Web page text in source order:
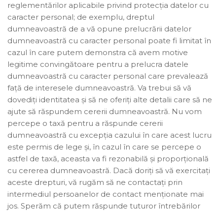
reglementărilor aplicabile privind protecția datelor cu
caracter personal; de exemplu, dreptul
dumneavoastră de a vă opune prelucrării datelor
dumneavoastră cu caracter personal poate fi limitat în
cazul în care putem demonstra că avem motive
legitime convingătoare pentru a prelucra datele
dumneavoastră cu caracter personal care prevalează
față de interesele dumneavoastră. Va trebui să vă
dovediți identitatea și să ne oferiți alte detalii care să ne
ajute să răspundem cererii dumneavoastră. Nu vom
percepe o taxă pentru a răspunde cererii
dumneavoastră cu excepția cazului în care acest lucru
este permis de lege și, în cazul în care se percepe o
astfel de taxă, aceasta va fi rezonabilă și proporțională
cu cererea dumneavoastră. Dacă doriți să vă exercitați
aceste drepturi, vă rugăm să ne contactați prin
intermediul persoanelor de contact menționate mai
jos. Sperăm că putem răspunde tuturor întrebărilor